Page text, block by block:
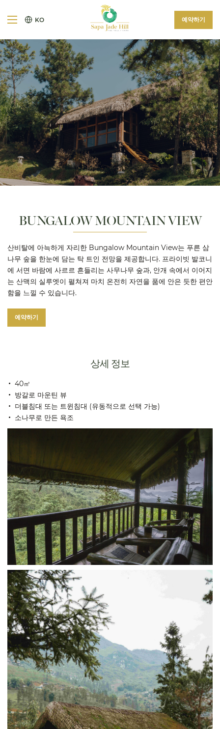
KO 예약하기
BUNGALOW MOUNTAIN VIEW
산비탈에 아늑하게 자리한 Bungalow Mountain View는 푸른 삼
나무 숲을 한눈에 담는 탁 트인 전망을 제공합니다. 프라이빗 발코니
에 서면 바람에 사르르 흔들리는 사무나무 숲과, 안개 속에서 이어지
는 산맥의 실루엣이 펼쳐져 마치 온전히 자연을 품에 안은 듯한 편안
함을 느낄 수 있습니다.
예약하기
상세 정보
40㎡
방갈로 마운틴 뷰
더블침대 또는 트윈침대 (유동적으로 선택 가능)
소나무로 만든 욕조